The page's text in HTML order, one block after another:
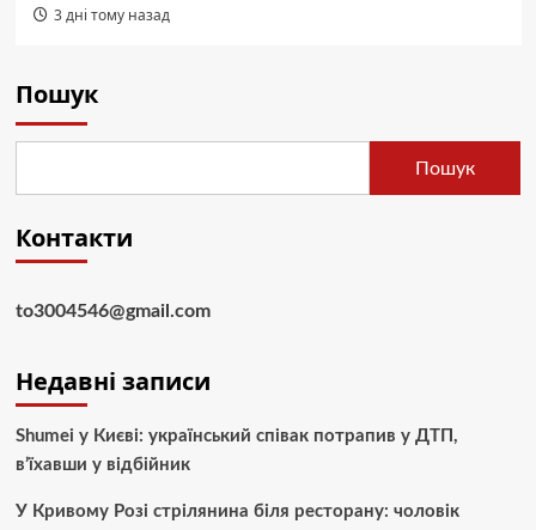
3 дні тому назад
Пошук
Пошук
Контакти
to3004546@gmail.com
Недавні записи
Shumei у Києві: український співак потрапив у ДТП,
в’їхавши у відбійник
У Кривому Розі стрілянина біля ресторану: чоловік